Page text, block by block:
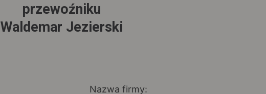
przewoźniku
Waldemar Jezierski
Nazwa firmy: